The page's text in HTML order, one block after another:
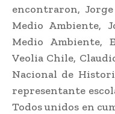
encontraron,
Medio Ambiente,
Medio Ambiente,
Veolia Chile,
Nacional de
representante
Todos unidos en